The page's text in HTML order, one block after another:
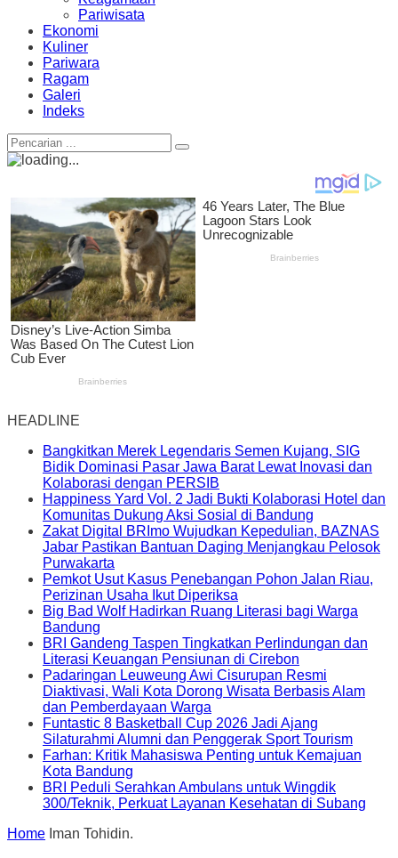
Pariwisata
Ekonomi
Kuliner
Pariwara
Ragam
Galeri
Indeks
HEADLINE
Bangkitkan Merek Legendaris Semen Kujang, SIG
Bidik Dominasi Pasar Jawa Barat Lewat Inovasi dan
Kolaborasi dengan PERSIB
Happiness Yard Vol. 2 Jadi Bukti Kolaborasi Hotel dan
Komunitas Dukung Aksi Sosial di Bandung
Zakat Digital BRImo Wujudkan Kepedulian, BAZNAS
Jabar Pastikan Bantuan Daging Menjangkau Pelosok
Purwakarta
Pemkot Usut Kasus Penebangan Pohon Jalan Riau,
Perizinan Usaha Ikut Diperiksa
Big Bad Wolf Hadirkan Ruang Literasi bagi Warga
Bandung
BRI Gandeng Taspen Tingkatkan Perlindungan dan
Literasi Keuangan Pensiunan di Cirebon
Padaringan Leuweung Awi Cisurupan Resmi
Diaktivasi, Wali Kota Dorong Wisata Berbasis Alam
dan Pemberdayaan Warga
Funtastic 8 Basketball Cup 2026 Jadi Ajang
Silaturahmi Alumni dan Penggerak Sport Tourism
Farhan: Kritik Mahasiswa Penting untuk Kemajuan
Kota Bandung
BRI Peduli Serahkan Ambulans untuk Wingdik
300/Teknik, Perkuat Layanan Kesehatan di Subang
Home Iman Tohidin.